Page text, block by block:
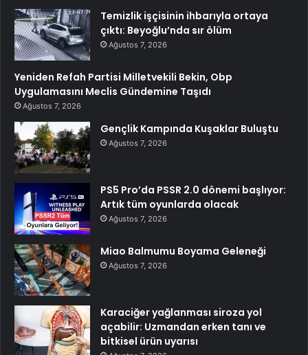
Temizlik işçisinin ihbarıyla ortaya
çıktı: Beyoğlu’nda sır ölüm
Ağustos 7, 2026
Yeniden Refah Partisi Milletvekili Bekin, Obp
Uygulamasını Meclis Gündemine Taşıdı
Ağustos 7, 2026
Gençlik Kampında Kuşaklar Buluştu
Ağustos 7, 2026
PS5 Pro’da PSSR 2.0 dönemi başlıyor:
Artık tüm oyunlarda olacak
Ağustos 7, 2026
Miao Balmumu Boyama Geleneği
Ağustos 7, 2026
Karaciğer yağlanması siroza yol
açabilir: Uzmandan erken tanı ve
bitkisel ürün uyarısı